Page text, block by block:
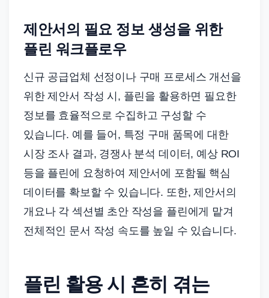
제안서의 필요 정보 생성을 위한
플린 워크플로우
신규 공급업체 선정이나 구매 프로세스 개선을
위한 제안서 작성 시, 플린을 활용하면 필요한
정보를 효율적으로 수집하고 구성할 수
있습니다. 예를 들어, 특정 구매 품목에 대한
시장 조사 결과, 경쟁사 분석 데이터, 예상 ROI
등을 플린에 요청하여 제안서에 포함될 핵심
데이터를 확보할 수 있습니다. 또한, 제안서의
개요나 각 섹션별 초안 작성을 플린에게 맡겨
전체적인 문서 작성 속도를 높일 수 있습니다.
플린 활용 시 흔히 겪는